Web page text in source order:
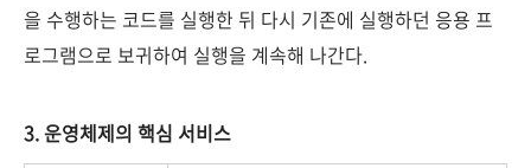
을 수행하는 코드를 실행한 뒤 다시 기존에 실행하던 응용 프
로그램으로 보귀하여 실행을 계속해 나간다.
3. 운영체제의 핵심 서비스